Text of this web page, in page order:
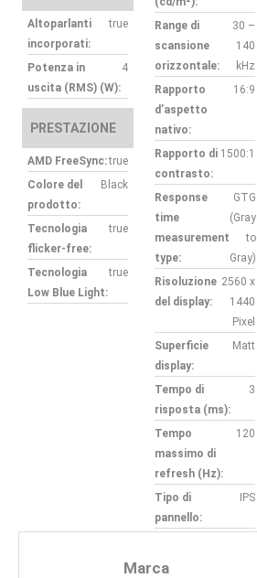
Altoparlanti
incorporati:
true
Potenza in
uscita (RMS) (W):
4
PRESTAZIONE
AMD FreeSync:true
Colore del
prodotto:
Black
Tecnologia
flicker-free:
true
Tecnologia
Low Blue Light:
true
Range di
scansione
orizzontale:
30 –
140
kHz
Rapporto
d’aspetto
nativo:
16:9
Rapporto di
contrasto:
1500:1
Response
time
measurement
type:
GTG
(Gray
to
Gray)
Risoluzione
del display:
2560 x
1440
Pixel
Superficie
display:
Matt
Tempo di
risposta (ms):
3
Tempo
massimo di
refresh (Hz):
120
Tipo di
pannello:
IPS
Marca